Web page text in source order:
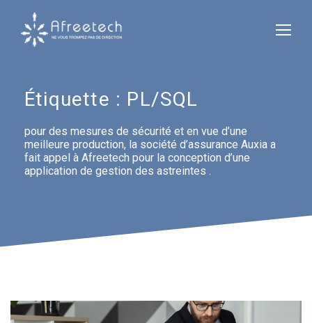
Étiquette : PL/SQL
pour des mesures de sécurité et en vue d’une
meilleure production, la société d’assurance Auxia a
fait appel à Afreetech pour la conception d’une
application de gestion des astreintes .